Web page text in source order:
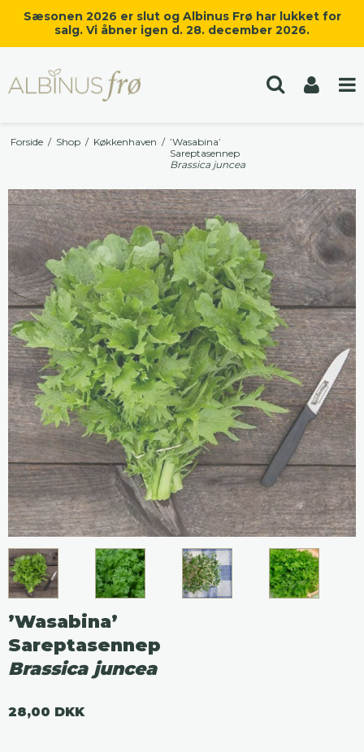
Sæsonen 2026 er slut og Albinus Frø har lukket for
salg. Vi åbner igen d. 28. december 2026.
Forside / Shop / Køkkenhaven / ’Wasabina’
Sareptasennep
Brassica juncea
’Wasabina’
Sareptasennep
Brassica juncea
28,00 DKK